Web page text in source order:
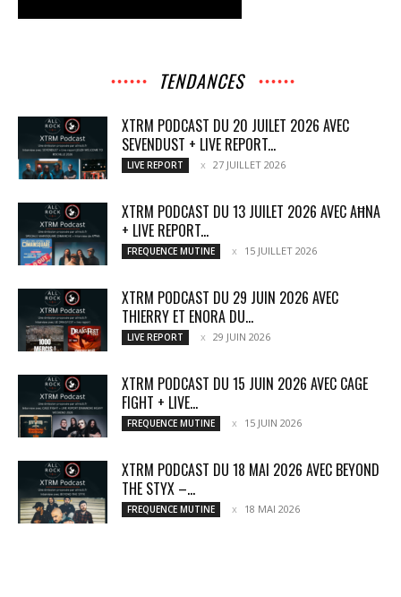
TENDANCES
XTRM PODCAST DU 20 JUILET 2026 AVEC
SEVENDUST + LIVE REPORT...
LIVE REPORT 27 JUILLET 2026
XTRM PODCAST DU 13 JUILET 2026 AVEC AĦNA
+ LIVE REPORT...
FREQUENCE MUTINE 15 JUILLET 2026
XTRM PODCAST DU 29 JUIN 2026 AVEC
THIERRY ET ENORA DU...
LIVE REPORT 29 JUIN 2026
XTRM PODCAST DU 15 JUIN 2026 AVEC CAGE
FIGHT + LIVE...
FREQUENCE MUTINE 15 JUIN 2026
XTRM PODCAST DU 18 MAI 2026 AVEC BEYOND
THE STYX –...
FREQUENCE MUTINE 18 MAI 2026